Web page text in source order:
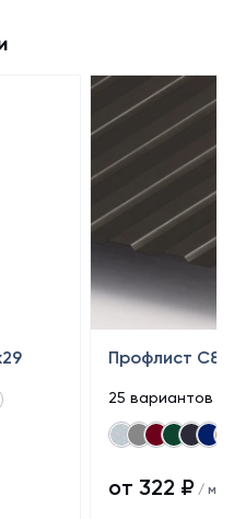
Профлист С8
25 вариантов
от 322 ₽ / м²